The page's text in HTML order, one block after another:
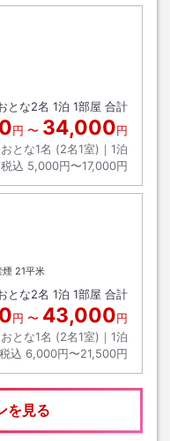
とな2名 1泊 1部屋 合計
円 〜 34,000円
おとな1名 (2名1室)｜ 1泊
税込 5,000円〜17,000円
煙 21平米
とな2名 1泊 1部屋 合計
円 〜 43,000円
おとな1名 (2名1室)｜ 1泊
税込 6,000円〜21,500円
を見る